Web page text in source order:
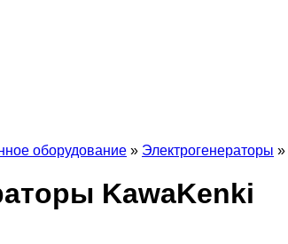
оборудование » Электрогенераторы »
KawaKenki